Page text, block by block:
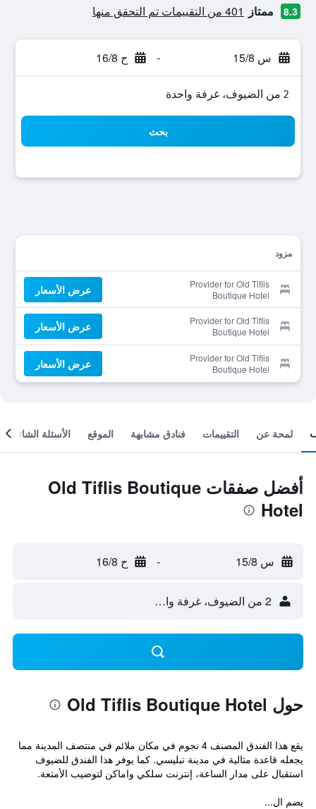
8.3 ممتاز 401 من التقييمات تم التحقق منها
س 15/8 - ح 16/8
2 من الضيوف، غرفة واحدة
بحث
مزود
Provider for Old Tiflis
Boutique Hotel
عرض الأسعار
Provider for Old Tiflis
Boutique Hotel
عرض الأسعار
Provider for Old Tiflis
Boutique Hotel
عرض الأسعار
لمحة عن التقييمات فنادق مشابهة الموقع الأسئلة الشائعة
أفضل صفقات Old Tiflis Boutique
Hotel
س 15/8 - ح 16/8
2 من الضيوف، غرفة واحدة
حول Old Tiflis Boutique Hotel
يقع هذا الفندق المصنف 4 نجوم في مكان ملائم في منتصف المدينة مما
يجعله قاعدة مثالية في مدينة تبليسي. كما يوفر هذا الفندق للضيوف
استقبال على مدار الساعة، إنترنت سلكي واماكن لتوضيب الأمتعة.
يضم ال...